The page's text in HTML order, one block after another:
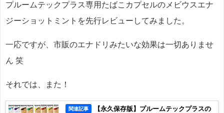
プルームテックプラス専用たばこカプセルのメビウスエナ
ジーショットミントを先行レビューしてみました。
一応ですが、市販のエナドリみたいな効果は一切ありませ
ん 笑
それでは、また！
関連記事
【永久保存版】プルームテックプラスの